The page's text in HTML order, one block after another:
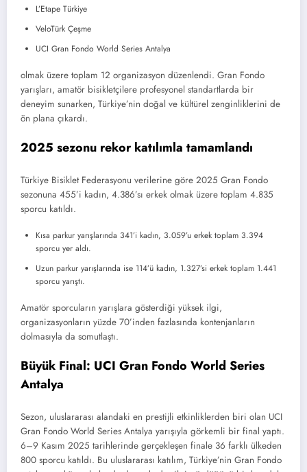
L’Etape Türkiye
VeloTürk Çeşme
UCI Gran Fondo World Series Antalya
olmak üzere toplam 12 organizasyon düzenlendi. Gran Fondo
yarışları, amatör bisikletçilere profesyonel standartlarda bir
deneyim sunarken, Türkiye’nin doğal ve kültürel zenginliklerini de
ön plana çıkardı.
2025 sezonu rekor katılımla tamamlandı
Türkiye Bisiklet Federasyonu verilerine göre 2025 Gran Fondo
sezonuna 455’i kadın, 4.386’sı erkek olmak üzere toplam 4.835
sporcu katıldı.
Kısa parkur yarışlarında 341’i kadın, 3.059’u erkek toplam 3.394
sporcu yer aldı.
Uzun parkur yarışlarında ise 114’ü kadın, 1.327’si erkek toplam 1.441
sporcu yarıştı.
Amatör sporcuların yarışlara gösterdiği yüksek ilgi,
organizasyonların yüzde 70’inden fazlasında kontenjanların
dolmasıyla da somutlaştı.
Büyük Final: UCI Gran Fondo World Series
Antalya
Sezon, uluslararası alandaki en prestijli etkinliklerden biri olan UCI
Gran Fondo World Series Antalya yarışıyla görkemli bir final yaptı.
6–9 Kasım 2025 tarihlerinde gerçekleşen finale 36 farklı ülkeden
800 sporcu katıldı. Bu uluslararası katılım, Türkiye’nin Gran Fondo